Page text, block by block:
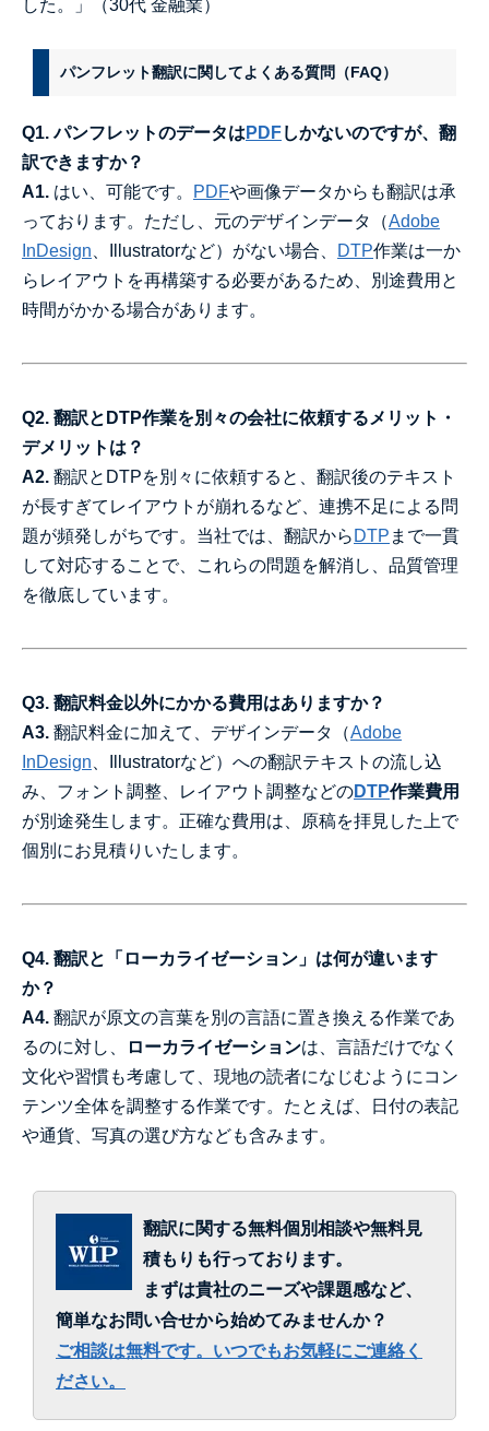
した。」（30代 金融業）
パンフレット翻訳に関してよくある質問（FAQ）
Q1. パンフレットのデータは PDFしかないのですが、翻
訳できますか？
A1. はい、可能です。 PDFや画像データからも翻訳は承
っております。ただし、元のデザインデータ（Adobe
InDesign 、Illustratorなど）がない場合、 DTP作業は一か
らレイアウトを再構築する必要があるため、別途費用と
時間がかかる場合があります。
Q2. 翻訳とDTP作業を別々の会社に依頼するメリット・
デメリットは？
A2. 翻訳とDTPを別々に依頼すると、翻訳後のテキスト
が長すぎてレイアウトが崩れるなど、連携不足による問
題が頻発しがちです。当社では、翻訳から DTP まで一貫
して対応することで、これらの問題を解消し、品質管理
を徹底しています。
Q3. 翻訳料金以外にかかる費用はありますか？
A3. 翻訳料金に加えて、デザインデータ（Adobe
InDesign 、Illustratorなど）への翻訳テキストの流し込
み、フォント調整、レイアウト調整などのDTP作業費用
が別途発生します。正確な費用は、原稿を拝見した上で
個別にお見積りいたします。
Q4. 翻訳と「ローカライゼーション」は何が違います
か？
A4. 翻訳が原文の言葉を別の言語に置き換える作業であ
るのに対し、
ローカライゼーションは、言語だけでなく
文化や習慣も考慮して、現地の読者になじむようにコン
テンツ全体を調整する作業です。たとえば、日付の表記
や通貨、写真の選び方なども含みます。
翻訳に関する無料個別相談や無料見
積もりも行っております。
まずは貴社のニーズや課題感など、
簡単なお問い合せから始めてみませんか？
ご相談は無料です。いつでもお気軽にご連絡く
ださい。